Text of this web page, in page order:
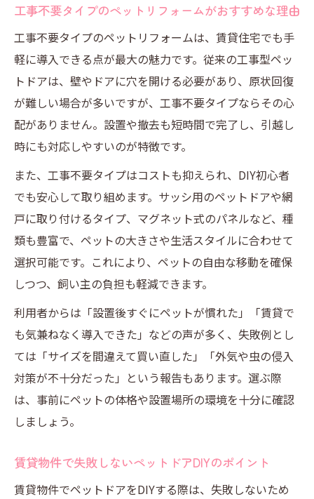
工事不要タイプのペットリフォームがおすすめな理由
工事不要タイプのペットリフォームは、賃貸住宅でも手
軽に導入できる点が最大の魅力です。従来の工事型ペッ
トドアは、壁やドアに穴を開ける必要があり、原状回復
が難しい場合が多いですが、工事不要タイプならその心
配がありません。設置や撤去も短時間で完了し、引越し
時にも対応しやすいのが特徴です。
また、工事不要タイプはコストも抑えられ、DIY初心者
でも安心して取り組めます。サッシ用のペットドアや網
戸に取り付けるタイプ、マグネット式のパネルなど、種
類も豊富で、ペットの大きさや生活スタイルに合わせて
選択可能です。これにより、ペットの自由な移動を確保
しつつ、飼い主の負担も軽減できます。
利用者からは「設置後すぐにペットが慣れた」「賃貸で
も気兼ねなく導入できた」などの声が多く、失敗例とし
ては「サイズを間違えて買い直した」「外気や虫の侵入
対策が不十分だった」という報告もあります。選ぶ際
は、事前にペットの体格や設置場所の環境を十分に確認
しましょう。
賃貸物件で失敗しないペットドアDIYのポイント
賃貸物件でペットドアをDIYする際は、失敗しないため